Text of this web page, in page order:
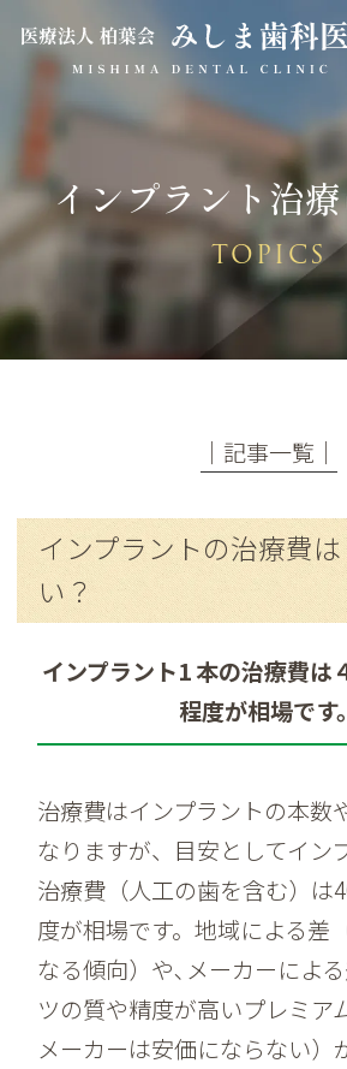
インプラント治
TOPICS
│記事一覧│
インプラントの治療費
い？
インプラント1 本の治療費は
程度が相場です。
治療費はインプラントの本数
なりますが、目安としてイン
治療費（人工の歯を含む）は
度が相場です。地域による差
なる傾向）や､メーカーによ
ツの質や精度が高いプレミア
メーカーは安価にならない）